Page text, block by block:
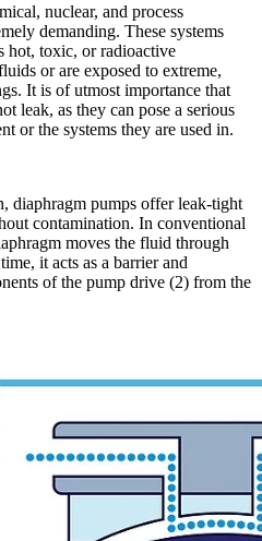
nuclear, and process
demanding. These systems
hot, toxic, or radioactive
or are exposed to extreme,
It is of utmost importance that
leak, as they can pose a serious
or the systems they are used in.
diaphragm pumps offer leak-tight
contamination. In conventional
moves the fluid through
it acts as a barrier and
of the pump drive (2) from the